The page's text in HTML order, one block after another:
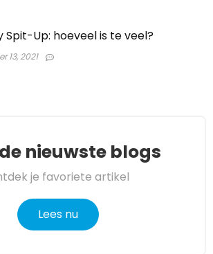
Spit-Up: hoeveel is te veel?
13, 2021
nieuwste blogs
je favoriete artikel
Lees nu